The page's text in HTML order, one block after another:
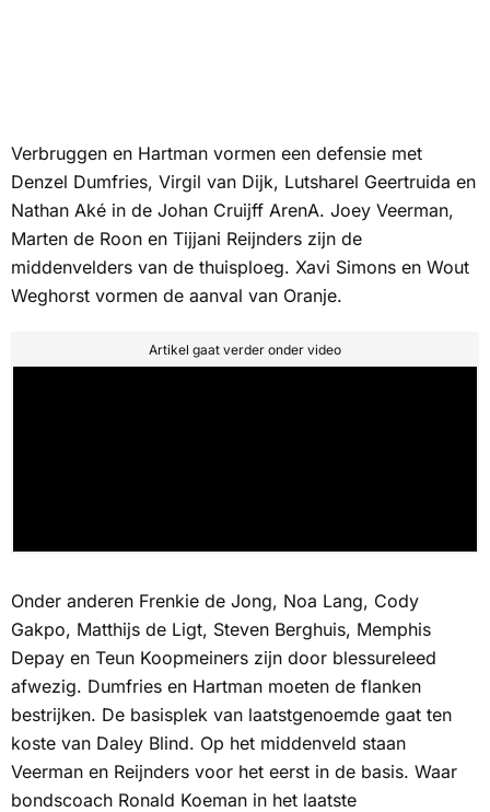
Verbruggen en Hartman vormen een defensie met
Denzel Dumfries, Virgil van Dijk, Lutsharel Geertruida en
Nathan Aké in de Johan Cruijff ArenA. Joey Veerman,
Marten de Roon en Tijjani Reijnders zijn de
middenvelders van de thuisploeg. Xavi Simons en Wout
Weghorst vormen de aanval van Oranje.
Artikel gaat verder onder video
Onder anderen Frenkie de Jong, Noa Lang, Cody
Gakpo, Matthijs de Ligt, Steven Berghuis, Memphis
Depay en Teun Koopmeiners zijn door blessureleed
afwezig. Dumfries en Hartman moeten de flanken
bestrijken. De basisplek van laatstgenoemde gaat ten
koste van Daley Blind. Op het middenveld staan
Veerman en Reijnders voor het eerst in de basis. Waar
bondscoach Ronald Koeman in het laatste